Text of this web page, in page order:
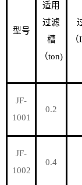
型号
适用
过滤
槽
（ton)
JF-
1001
0.2
JF-
1002
0.4